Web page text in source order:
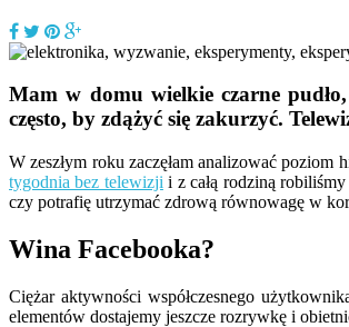
Mam w domu wielkie czarne
często, by zdążyć się zakurzyć.
W zeszłym roku zaczęłam analizować poziom
tygodnia bez telewizji i z całą rodziną
czy potrafię utrzymać zdrową równowagę w
Wina Facebooka?
Ciężar aktywności współczesnego
elementów dostajemy jeszcze rozrywkę i